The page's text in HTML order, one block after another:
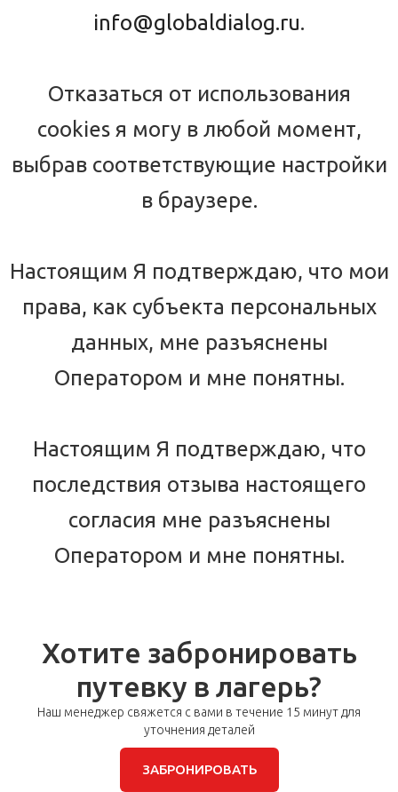
info@globaldialog.ru.
Отказаться от использования
cookies я могу в любой момент,
выбрав соответствующие настройки
в браузере.
Настоящим Я подтверждаю, что мои
права, как субъекта персональных
данных, мне разъяснены
Оператором и мне понятны.
Настоящим Я подтверждаю, что
последствия отзыва настоящего
согласия мне разъяснены
Оператором и мне понятны.
Хотите забронировать
путевку в лагерь?
Наш менеджер свяжется с вами в течение 15 минут для
уточнения деталей
ЗАБРОНИРОВАТЬ